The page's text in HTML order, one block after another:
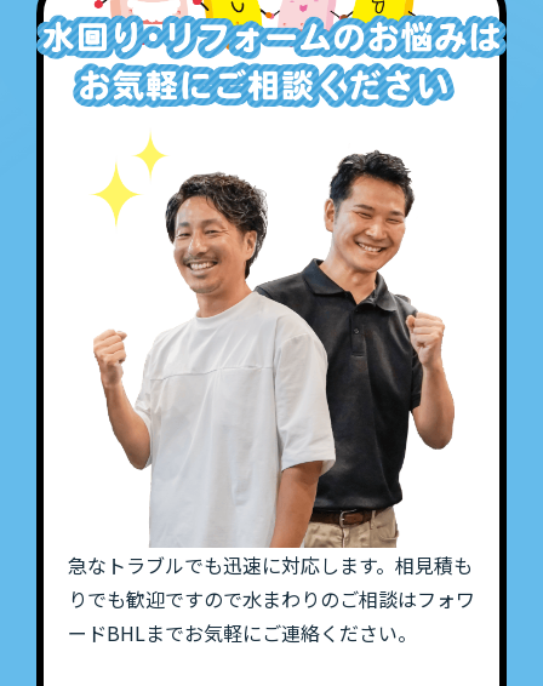
急なトラブルでも迅速に対応します。相見積も
りでも歓迎ですので水まわりのご相談はフォワ
ードBHLまでお気軽にご連絡ください。